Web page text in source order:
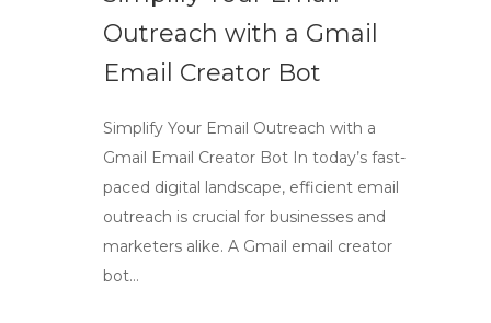
Outreach with a Gmail
Email Creator Bot
Simplify Your Email Outreach with a
Gmail Email Creator Bot In today’s fast-
paced digital landscape, efficient email
outreach is crucial for businesses and
marketers alike. A Gmail email creator
bot…